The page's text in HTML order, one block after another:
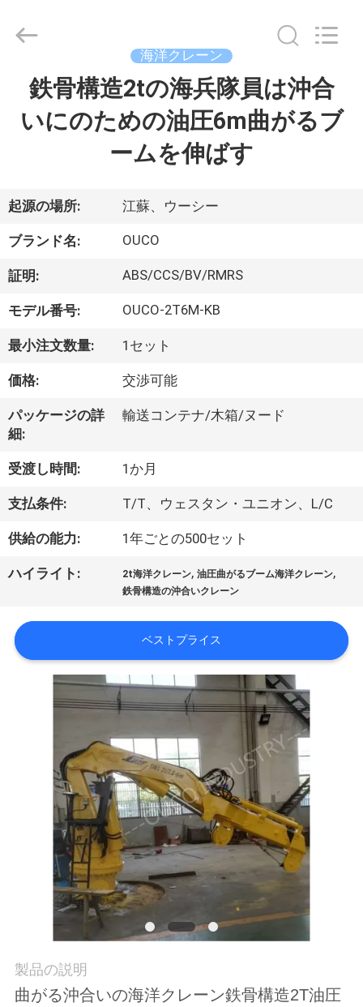
へ
品
ビ
デ
オ
VR
シ
ョ
ー
わ
た
た
ち
ー
2020
INTERNATIONAL
GROUP
海洋クレーン
鉄骨構造2tの海兵隊員は沖合
いにのための油圧6m曲がるブ
ームを伸ばす
起源の場所: 江蘇、ウーシー
ブランド名: OUCO
証明: ABS/CCS/BV/RMRS
モデル番号: OUCO-2T6M-KB
最小注文数量: 1セット
価格: 交渉可能
パッケージの詳
細:
輸送コンテナ/木箱/ヌード
受渡し時間: 1か月
支払条件: T/T、ウェスタン・ユニオン、L/C
供給の能力: 1年ごとの500セット
ハイライト: 2t海洋クレーン,油圧曲がるブーム海洋クレーン,
鉄骨構造の沖合いクレーン
ベストプライス
製品の説明
曲がる沖合いの海洋クレーン鉄骨構造2T油圧